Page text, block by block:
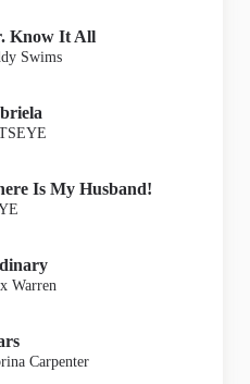
Know It All
Swims
Is My Husband!
Warren
Carpenter